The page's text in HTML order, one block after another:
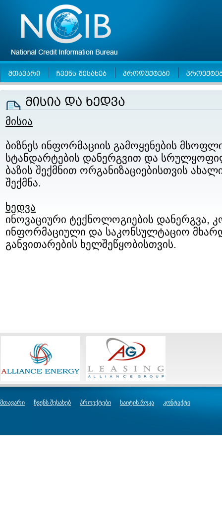
მისია
ბიზნეს ინფორმაციის გამოყენების
სტანდარტების დანერგვით და
ბაზის შექმნით ორგანიზაციებისთვის
შექმნა.
ხედვა
ინოვაციური ტექნოლოგიების დანერგვა,
ინფორმაციული და საკონსულტაციო
განვითარების ხელშეწყობისთვის.
მთავარი ჩვენს შესახებ პროექტები საიტის რუკა კონტაქტი